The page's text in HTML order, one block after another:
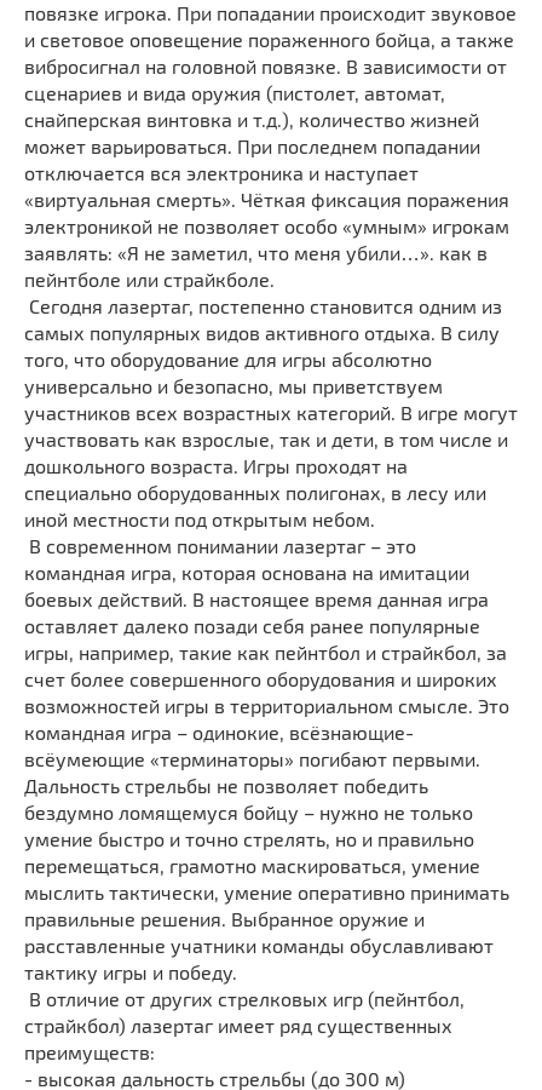
повязке игрока. При попадании происходит звуковое
и световое оповещение пораженного бойца, а также
вибросигнал на головной повязке. В зависимости от
сценариев и вида оружия (пистолет, автомат,
снайперская винтовка и т.д.), количество жизней
может варьироваться. При последнем попадании
отключается вся электроника и наступает
«виртуальная смерть». Чёткая фиксация поражения
электроникой не позволяет особо «умным» игрокам
заявлять: «Я не заметил, что меня убили…». как в
пейнтболе или страйкболе.
Сегодня лазертаг, постепенно становится одним из
самых популярных видов активного отдыха. В силу
того, что оборудование для игры абсолютно
универсально и безопасно, мы приветствуем
участников всех возрастных категорий. В игре могут
участвовать как взрослые, так и дети, в том числе и
дошкольного возраста. Игры проходят на
специально оборудованных полигонах, в лесу или
иной местности под открытым небом.
В современном понимании лазертаг – это
командная игра, которая основана на имитации
боевых действий. В настоящее время данная игра
оставляет далеко позади себя ранее популярные
игры, например, такие как пейнтбол и страйкбол, за
счет более совершенного оборудования и широких
возможностей игры в территориальном смысле. Это
командная игра – одинокие, всёзнающие-
всёумеющие «терминаторы» погибают первыми.
Дальность стрельбы не позволяет победить
бездумно ломящемуся бойцу – нужно не только
умение быстро и точно стрелять, но и правильно
перемещаться, грамотно маскироваться, умение
мыслить тактически, умение оперативно принимать
правильные решения. Выбранное оружие и
расставленные учатники команды обуславливают
тактику игры и победу.
В отличие от других стрелковых игр (пейнтбол,
страйкбол) лазертаг имеет ряд существенных
преимуществ:
- высокая дальность стрельбы (до 300 м)